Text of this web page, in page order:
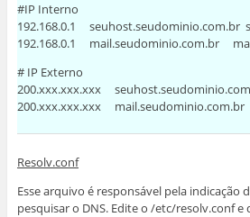
#IP Interno
192.168.0.1 seuhost.seudominio.com.br
192.168.0.1 mail.seudominio.com.br
# IP Externo
200.xxx.xxx.xxx
200.xxx.xxx.xxx
Resolv.conf
Esse arquivo é responsável pela indicação
pesquisar o DNS. Edite o /etc/resolv.conf e